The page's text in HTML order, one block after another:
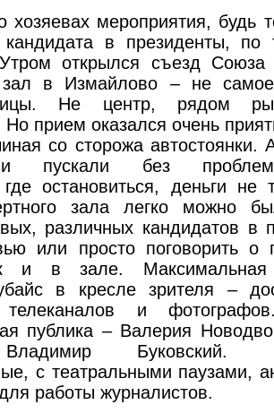
хозяевах мероприятия, будь
в президенты, по
открылся съезд
зал в Измайлово – не самое
Не центр, рядом
Но прием оказался очень
со сторожа автостоянки.
пускали без
остановиться, деньги не
зала легко можно
различных кандидатов в
или просто поговорить о
и в зале. Максимальная
в кресле зрителя –
телеканалов и
публика – Валерия
Буковский.
с театральными паузами,
работы журналистов.